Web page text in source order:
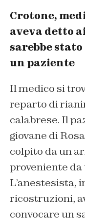
Crotone,
aveva detto
sarebbe
un paziente
Il medico si
reparto di
calabrese. Il
giovane di
colpito da un
proveniente
L’anestesista,
ricostruzioni,
convocare un